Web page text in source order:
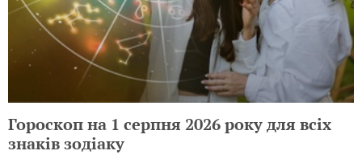
Гороскоп на 1 серпня 2026 року для всіх
знаків зодіаку